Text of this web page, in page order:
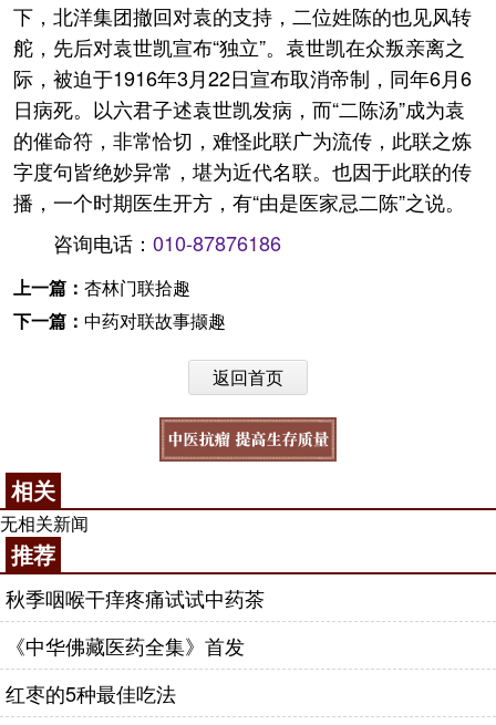
下，北洋集团撤回对袁的支持，二位姓陈的也见风转
舵，先后对袁世凯宣布“独立”。袁世凯在众叛亲离之
际，被迫于1916年3月22日宣布取消帝制，同年6月6
日病死。以六君子述袁世凯发病，而“二陈汤”成为袁
的催命符，非常恰切，难怪此联广为流传，此联之炼
字度句皆绝妙异常，堪为近代名联。也因于此联的传
播，一个时期医生开方，有“由是医家忌二陈”之说。
咨询电话： 010-87876186
上一篇： 杏林门联拾趣
下一篇： 中药对联故事撷趣
返回首页
相关
无相关新闻
推荐
秋季咽喉干痒疼痛试试中药茶
《中华佛藏医药全集》首发
红枣的5种最佳吃法